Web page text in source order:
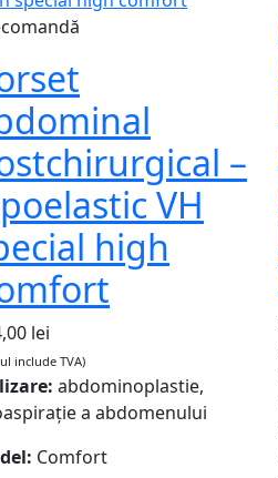
–
VH
high
lei
include TVA)
abdominoplastie,
a abdomenului
Comfort